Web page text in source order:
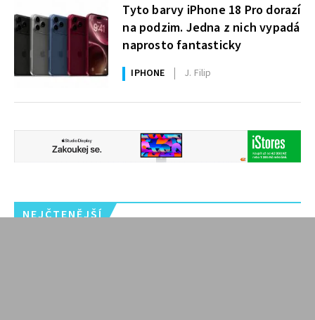
Tyto barvy iPhone 18 Pro dorazí
na podzim. Jedna z nich vypadá
naprosto fantasticky
IPHONE J. Filip
NEJČTENĚJŠÍ